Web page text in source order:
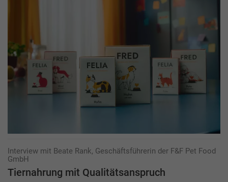
Interview mit Beate Rank, Geschäftsführerin der F&F Pet Food
GmbH
Tiernahrung mit Qualitätsanspruch